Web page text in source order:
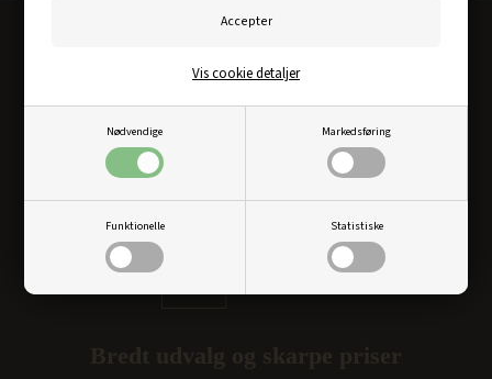
Nødvendige Markedsføring
Funktionelle Statistiske
Vis cookie detaljer